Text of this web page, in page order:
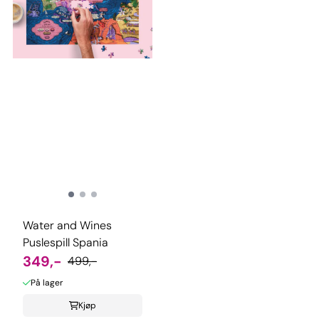
Water and Wines
Puslespill Spania
349,- 499,-
På lager
Kjøp